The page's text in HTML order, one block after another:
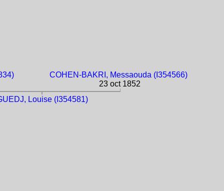
COHEN-BAKRI, Messaouda (I354566)
23 oct 1852
Louise (I354581)